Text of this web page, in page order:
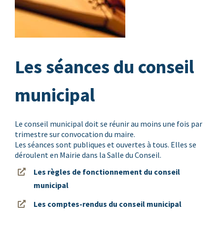
Les séances du conseil
municipal
Le conseil municipal doit se réunir au moins une fois par
trimestre sur convocation du maire.
Les séances sont publiques et ouvertes à tous. Elles se
déroulent en Mairie dans la Salle du Conseil.
Les règles de fonctionnement du conseil
municipal
Les comptes-rendus du conseil municipal